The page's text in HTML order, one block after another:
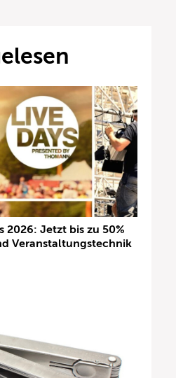
2026: Jetzt bis zu 50%
Veranstaltungstechnik